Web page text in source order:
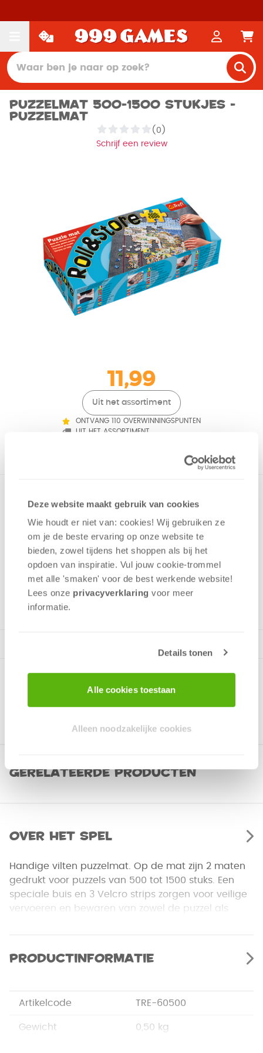
Deze website maakt gebruik van cookies
Wie houdt er niet van: cookies! Wij gebruiken ze
om je de beste ervaring op onze website te
bieden, zowel tijdens het shoppen als bij het
opdoen van inspiratie. Vul jouw cookie-trommel
met alle 'smaken' voor de best werkende website​!
Lees onze privacyverklaring voor meer
informatie.
Details tonen
Alle cookies toestaan
Alleen noodzakelijke cookies
Puzzelmat 500-1500 stukjes -
Puzzelmat
(0)
Schrijf een review
11,99
Uit het assortiment
ONTVANG 110 OVERWINNINGSPUNTEN
UIT HET ASSORTIMENT
voor puzzels van 500 tot 1500 stuks. Een speciale buis en 3
Velcro strips zorgen voor veilige vervoeren en bewaren van
zowel de puzzel als verspreide puzzelstukken. Neem je
favoriete puzzel mee waar je ook maar wilt.
v.a. 10 jaar
Gerelateerde producten
Over het spel
Handige vilten puzzelmat. Op de mat zijn 2 maten
gedrukt voor puzzels van 500 tot 1500 stuks. Een
speciale buis en 3 Velcro strips zorgen voor veilige
vervoeren en bewaren van zowel de puzzel als
Productinformatie
Artikelcode TRE-60500
Gewicht 0,50 kg